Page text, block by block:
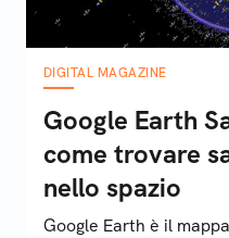
DIGITAL MAGAZINE
Google Earth
come trovare
nello spazio
Google Earth è il